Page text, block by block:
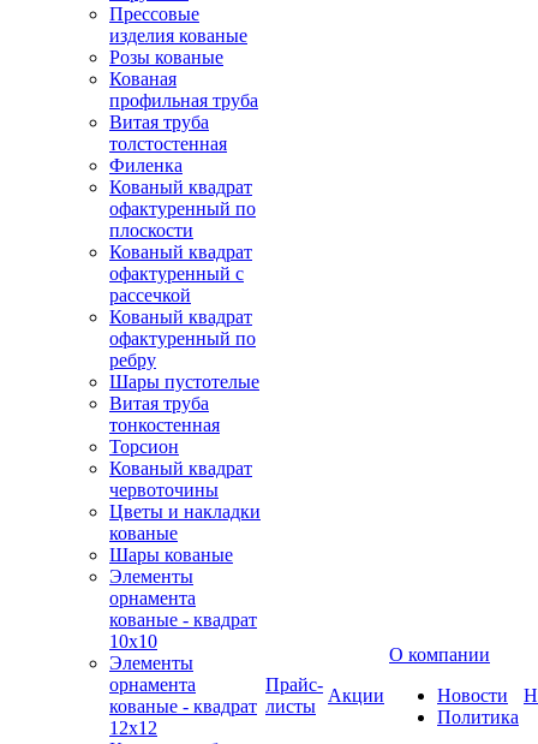
Прессовые
изделия кованые
Розы кованые
Кованая
профильная труба
Витая труба
толстостенная
Филенка
Кованый квадрат
офактуренный по
плоскости
Кованый квадрат
офактуренный с
рассечкой
Кованый квадрат
офактуренный по
ребру
Шары пустотелые
Витая труба
тонкостенная
Торсион
Кованый квадрат
червоточины
Цветы и накладки
кованые
Шары кованые
Элементы
орнамента
кованые - квадрат
10х10
Элементы
орнамента
кованые - квадрат
12х12
Прайс-
листы
Акции
О компании
Новости
Политика